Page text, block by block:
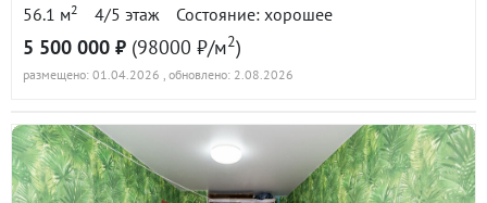
56.1 м2 4/5 этаж Состояние: хорошее
5 500 000 ₽ (98000 ₽/м2)
размещено: 01.04.2026 , обновлено: 2.08.2026